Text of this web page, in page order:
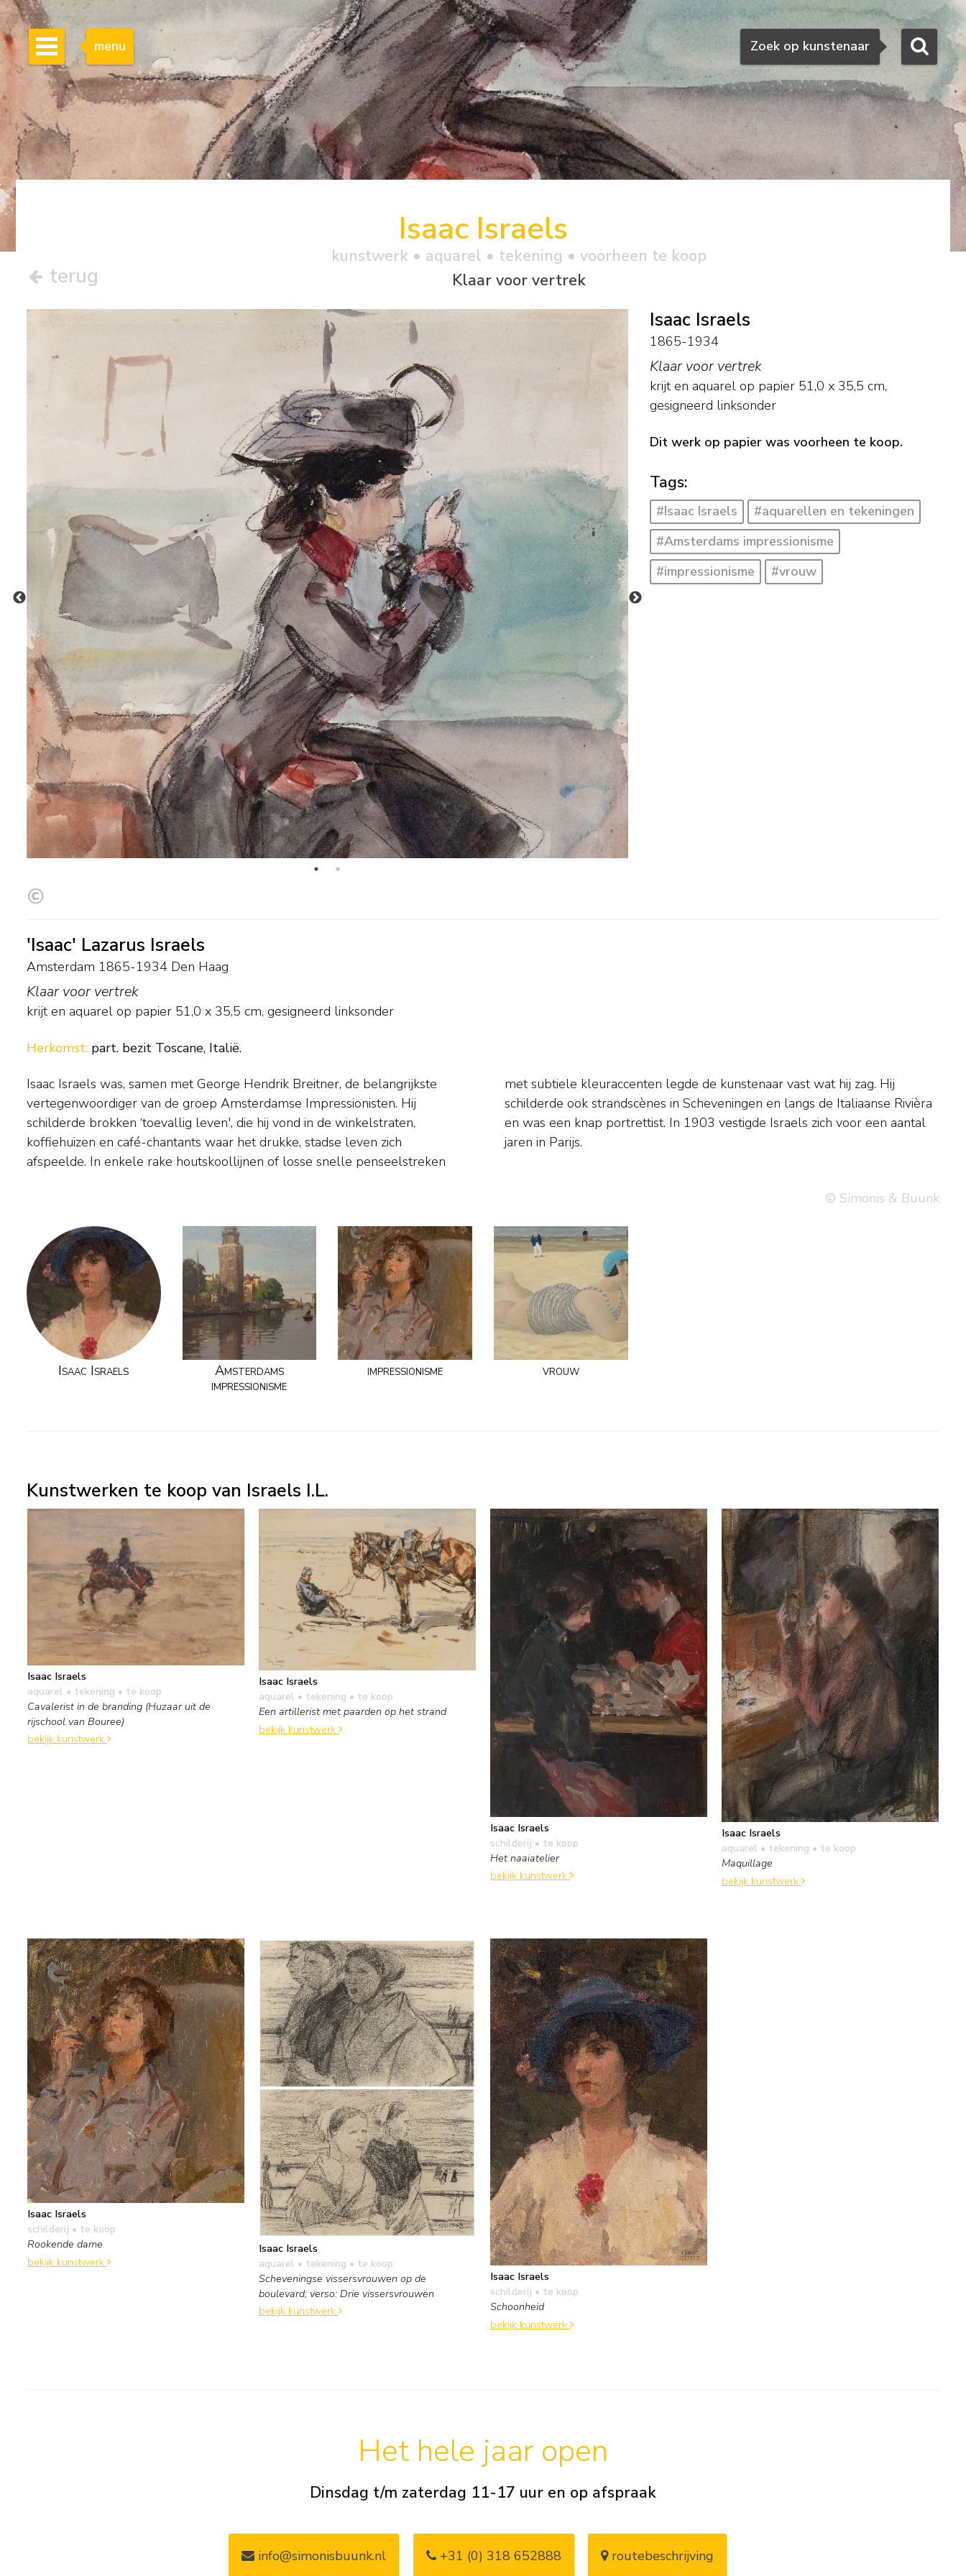
Zoeken
Zoek op kunstenaar
menu
terug
Isaac Israels
kunstwerk • aquarel • tekening • voorheen te koop
Klaar voor vertrek
Isaac Israels
1865-1934
Klaar voor vertrek
krijt en aquarel op papier 51,0 x 35,5 cm,
gesigneerd linksonder
Dit werk op papier was voorheen te koop.
Tags:
#Isaac Israels
#aquarellen en tekeningen
#Amsterdams impressionisme
#impressionisme
#vrouw
'Isaac' Lazarus Israels
Amsterdam 1865-1934 Den Haag
Klaar voor vertrek
krijt en aquarel op papier 51,0 x 35,5 cm, gesigneerd linksonder
Herkomst: part. bezit Toscane, Italië.
Isaac Israels was, samen met George Hendrik Breitner, de belangrijkste
vertegenwoordiger van de groep Amsterdamse Impressionisten. Hij
schilderde brokken ‘toevallig leven', die hij vond in de winkelstraten,
koffiehuizen en café-chantants waar het drukke, stadse leven zich
afspeelde. In enkele rake houtskoollijnen of losse snelle penseelstreken
met subtiele kleuraccenten legde de kunstenaar vast wat hij zag. Hij
schilderde ook strandscènes in Scheveningen en langs de Italiaanse Rivièra
en was een knap portrettist. In 1903 vestigde Israels zich voor een aantal
jaren in Parijs.
© Simonis & Buunk
Isaac Israels
Amsterdams
impressionisme
impressionisme vrouw
Kunstwerken te koop van Israels I.L.
Isaac Israels
aquarel • tekening • te koop
Cavalerist in de branding (Huzaar uit de
rijschool van Bouree)
bekijk kunstwerk
Isaac Israels
aquarel • tekening • te koop
Een artillerist met paarden op het strand
bekijk kunstwerk
Isaac Israels
schilderij • te koop
Het naaiatelier
bekijk kunstwerk
Isaac Israels
aquarel • tekening • te koop
Maquillage
bekijk kunstwerk
Isaac Israels
schilderij • te koop
Rookende dame
bekijk kunstwerk
Isaac Israels
aquarel • tekening • te koop
Scheveningse vissersvrouwen op de
boulevard; verso: Drie vissersvrouwen
bekijk kunstwerk
Isaac Israels
schilderij • te koop
Schoonheid
bekijk kunstwerk
Het hele jaar open
Dinsdag t/m zaterdag 11-17 uur en op afspraak
info@simonisbuunk.nl +31 (0) 318 652888 routebeschrijving